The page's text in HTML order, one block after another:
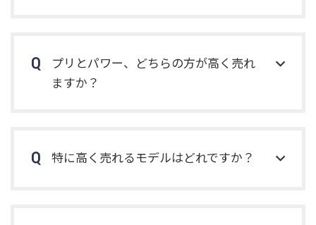
プリとパワー、どちらの方が高く売れ
ますか？
特に高く売れるモデルはどれですか？